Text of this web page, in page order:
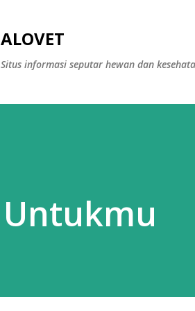
ALOVET
Situs informasi seputar hewan dan
Untukmu